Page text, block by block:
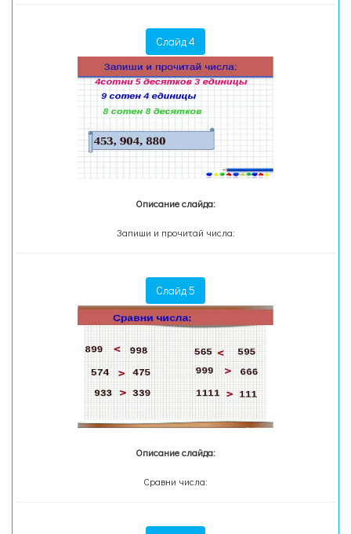
Слайд 4
Описание слайда:
Запиши и прочитай числа:
Слайд 5
Описание слайда:
Сравни числа: